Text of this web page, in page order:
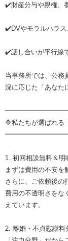
✔️財産分与や親権、
✔️DVやモラルハラス
✔️話し合いが平行線
当事務所では、公務
況に応じた「あなた
🔷私たちが選ばれる
1. 初回相談無料＆
まずは費用の不安を
さらに、ご依頼後の
費用の不透明さをな
えています。
2. 離婚・不貞慰謝